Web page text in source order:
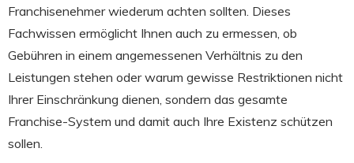
Franchisenehmer wiederum achten sollten. Dieses
Fachwissen ermöglicht Ihnen auch zu ermessen, ob
Gebühren in einem angemessenen Verhältnis zu den
Leistungen stehen oder warum gewisse Restriktionen nicht
Ihrer Einschränkung dienen, sondern das gesamte
Franchise-System und damit auch Ihre Existenz schützen
sollen.